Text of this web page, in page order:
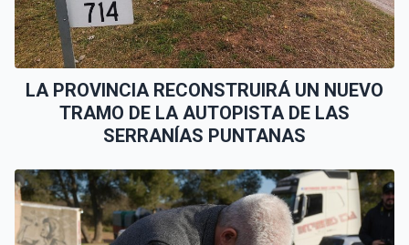
LA PROVINCIA RECONSTRUIRÁ UN NUEVO
TRAMO DE LA AUTOPISTA DE LAS
SERRANÍAS PUNTANAS